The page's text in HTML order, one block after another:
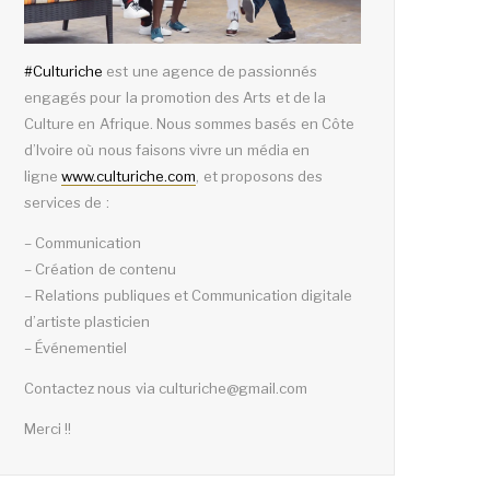
#Culturiche est une agence de passionnés
engagés pour la promotion des Arts et de la
Culture en Afrique. Nous sommes basés en Côte
d’Ivoire où nous faisons vivre un média en
lignewww.culturiche.com , et proposons des
services de :
– Communication
– Création de contenu
– Relations publiques et Communication digitale
d’artiste plasticien
– Événementiel
Contactez nous via culturiche@gmail.com
Merci !!